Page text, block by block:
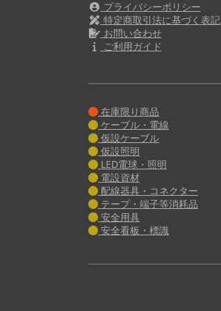
プライバシーポリシー
特定商取引法に基づく表記
お問い合わせ
ご利用ガイド
在庫限り商品
ケーブル・電線
仮設ケーブル
仮設照明
LED電球・照明
電設資材
配線器具・コネクター
テープ・端子等消耗品
安全用具
安全看板・標識